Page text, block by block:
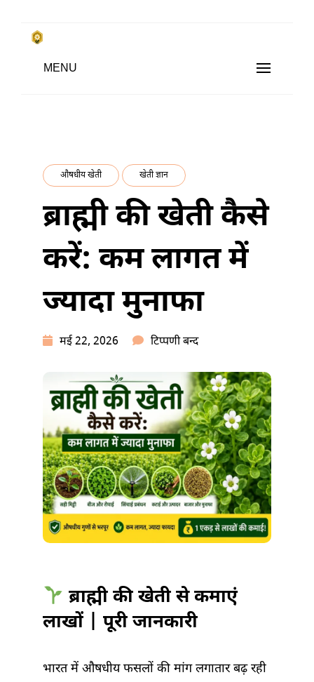
Skip
content
SUBSISTENCE FARMING
किसानों के साथ, किसानों के लिए
MENU
औषधीय खेती खेती ज्ञान
ब्राह्मी की खेती कैसे
करें: कम लागत में
ज्यादा मुनाफा
मई 22, 2026 टिप्पणी बन्दब्राह्मी
खेती
कैसे
करें:
कम
लागत
में
ज्यादा
मुनाफा
में
ब्राह्मी की खेती से कमाएं
लाखों | पूरी जानकारी
भारत में औषधीय फसलों की मांग लगातार बढ़ रही